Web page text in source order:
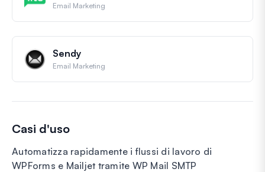
Email Marketing
Sendy
Email Marketing
Casi d'uso
Automatizza rapidamente i flussi di lavoro di
WPForms e Mailjet tramite WP Mail SMTP